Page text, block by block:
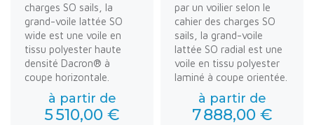
charges SO sails, la
grand-voile lattée SO
wide est une voile en
tissu polyester haute
densité Dacron® à
coupe horizontale.
à partir de
5 510,00 €
par un voilier selon le
cahier des charges SO
sails, la grand-voile
lattée SO radial est une
voile en tissu polyester
laminé à coupe orientée.
à partir de
7 888,00 €